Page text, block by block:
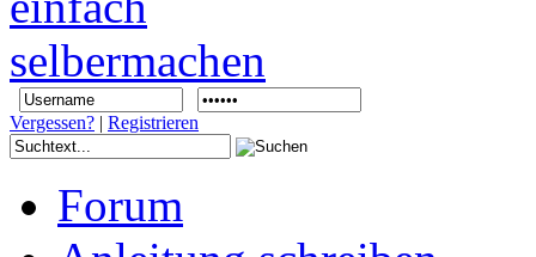
Vergessen? | Registrieren
Forum